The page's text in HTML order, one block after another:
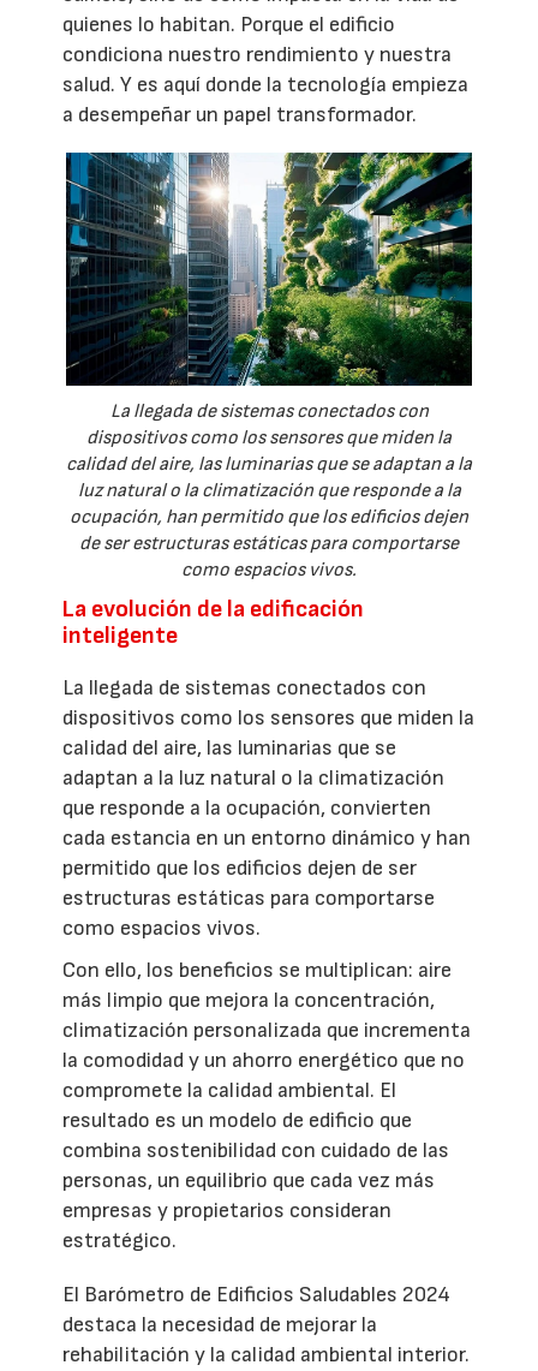
quienes lo habitan. Porque el edificio
condiciona nuestro rendimiento y nuestra
salud. Y es aquí donde la tecnología empieza
a desempeñar un papel transformador.
La llegada de sistemas conectados con
dispositivos como los sensores que miden la
calidad del aire, las luminarias que se adaptan a la
luz natural o la climatización que responde a la
ocupación, han permitido que los edificios dejen
de ser estructuras estáticas para comportarse
como espacios vivos.
La evolución de la edificación
inteligente
La llegada de sistemas conectados con
dispositivos como los sensores que miden la
calidad del aire, las luminarias que se
adaptan a la luz natural o la climatización
que responde a la ocupación, convierten
cada estancia en un entorno dinámico y han
permitido que los edificios dejen de ser
estructuras estáticas para comportarse
como espacios vivos.
Con ello, los beneficios se multiplican: aire
más limpio que mejora la concentración,
climatización personalizada que incrementa
la comodidad y un ahorro energético que no
compromete la calidad ambiental. El
resultado es un modelo de edificio que
combina sostenibilidad con cuidado de las
personas, un equilibrio que cada vez más
empresas y propietarios consideran
estratégico.
El Barómetro de Edificios Saludables 2024
destaca la necesidad de mejorar la
rehabilitación y la calidad ambiental interior.